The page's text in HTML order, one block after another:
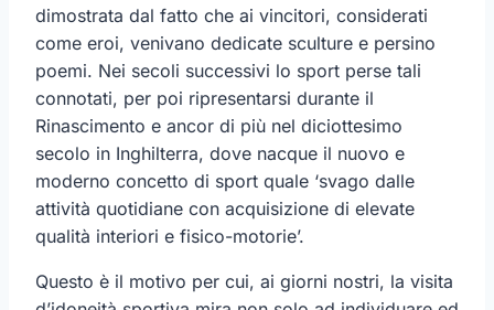
dimostrata dal fatto che ai vincitori, considerati
come eroi, venivano dedicate sculture e persino
poemi. Nei secoli successivi lo sport perse tali
connotati, per poi ripresentarsi durante il
Rinascimento e ancor di più nel diciottesimo
secolo in Inghilterra, dove nacque il nuovo e
moderno concetto di sport quale ‘svago dalle
attività quotidiane con acquisizione di elevate
qualità interiori e fisico-motorie’.
Questo è il motivo per cui, ai giorni nostri, la visita